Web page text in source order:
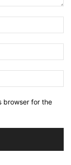
browser for the